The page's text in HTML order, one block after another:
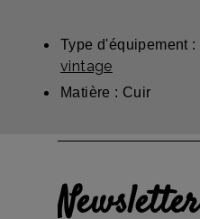
Type d'équipement :
vintage
Matière : Cuir
Newsletter